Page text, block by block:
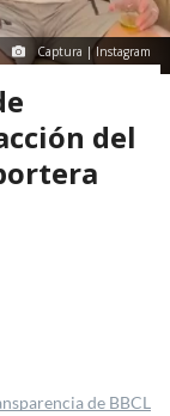
Captura | Instagram
del
de BBCL